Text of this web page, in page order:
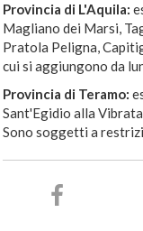
Provincia di L'Aquila:
Magliano dei Marsi,
Pratola Peligna,
cui si aggiungono da
Provincia di Teramo:
Sant'Egidio alla
Sono soggetti a